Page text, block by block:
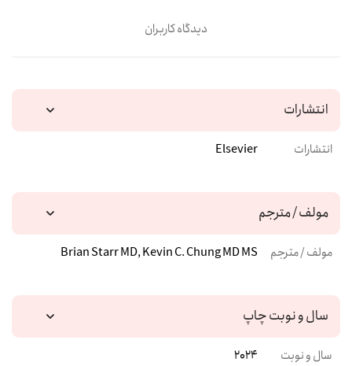
دیدگاه کاربران
انتشارات
انتشارات Elsevier
مولف / مترجم
مولف / مترجم Brian Starr MD, Kevin C. Chung MD MS
سال و نوبت چاپ
سال و نوبت
2024